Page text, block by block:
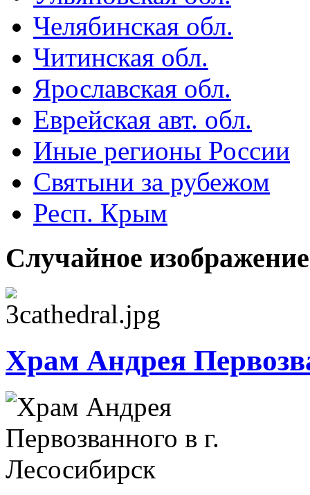
Челябинская обл.
Читинская обл.
Ярославская обл.
Еврейская авт. обл.
Иные регионы России
Святыни за рубежом
Респ. Крым
Случайное изображение
Храм Андрея